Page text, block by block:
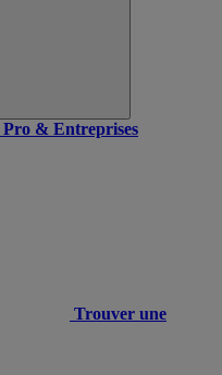
Pro & Entreprises
Trouver une